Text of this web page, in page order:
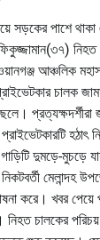
সড়কের পাশে
আঞ্চলিক
চালক
প্রত্যক্ষদর্শীরা
হঠাৎ
দুমড়ে-মুচড়ে
মেলান্দহ
করে। খবর পেয়ে
চালকের পরিচয়